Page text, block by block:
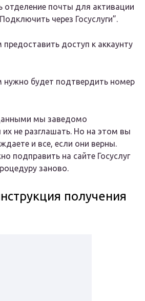
отделение почты для активации
через Госуслуги”.
доступ к аккаунту
нужно будет подтвердить номер
мы заведомо
не разглашать. Но на этом вы
и все, если они верны.
подправить на сайте Госуслуг
заново.
получения